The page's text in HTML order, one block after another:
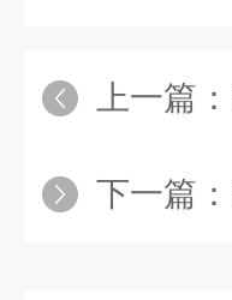
上一篇：
下一篇：